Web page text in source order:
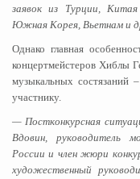
заявок из Турции,
Южная Корея, Вьетнам и
Однако главная
концертмейстеров Хиблы
музыкальных состязаний
участнику.
— Постконкурсная
Вдовин, руководитель
России и член жюри
художественный